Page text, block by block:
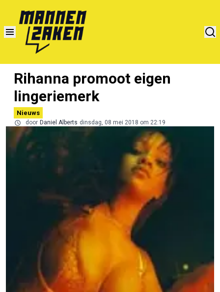
Rihanna promoot eigen
lingeriemerk
Nieuws
door Daniel Alberts dinsdag, 08 mei 2018 om 22:19